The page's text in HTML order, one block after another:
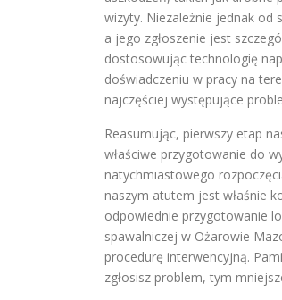
wizyty. Niezależnie jednak od
a jego zgłoszenie jest
dostosowując technologię
doświadczeniu w pracy na
najczęściej występujące
Reasumując, pierwszy etap
właściwe przygotowanie do
natychmiastowego
naszym atutem jest właśnie
odpowiednie przygotowanie
spawalniczej w Ożarowie
procedurę interwencyjną.
zgłosisz problem, tym